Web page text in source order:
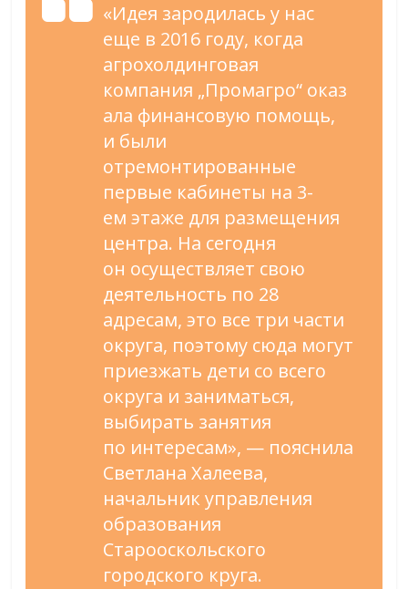
«Идея зародилась у нас
еще в 2016 году, когда
агрохолдинговая
компания „Промагро“ оказ
ала финансовую помощь,
и были
отремонтированные
первые кабинеты на 3-
ем этаже для размещения
центра. На сегодня
он осуществляет свою
деятельность по 28
адресам, это все три части
округа, поэтому сюда могут
приезжать дети со всего
округа и заниматься,
выбирать занятия
по интересам», — пояснила
Светлана Халеева,
начальник управления
образования
Старооскольского
городского круга.